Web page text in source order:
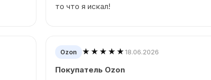
то что я искал!
Ozon ★★★★★18.06.2026
Покупатель Ozon